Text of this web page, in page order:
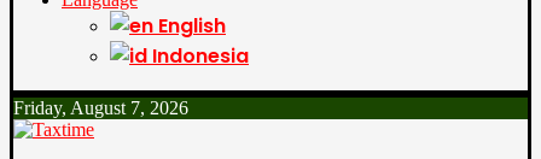
English
Indonesia
Friday, August 7, 2026